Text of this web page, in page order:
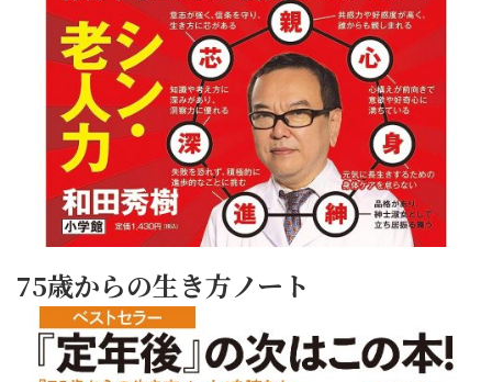
75歳からの生き方ノート